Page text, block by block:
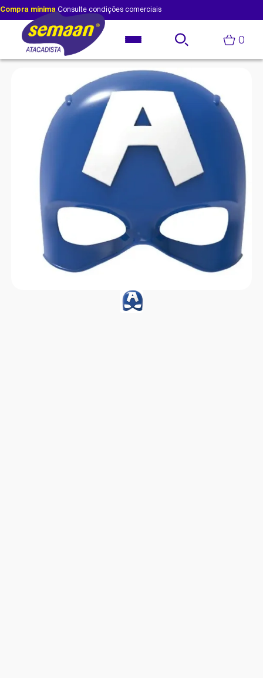
Compra mínima Consulte condições comerciais
0